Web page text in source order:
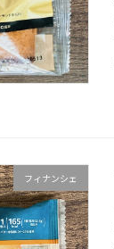
フィナンシェ